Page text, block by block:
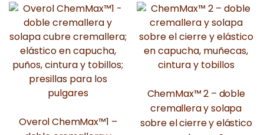
Overol ChemMax™1 –
ChemMax™ 2 – doble
cremallera y solapa
sobre el cierre y elástico